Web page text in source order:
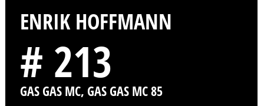
ENRIK HOFFMANN
# 213
GAS GAS MC, GAS GAS MC 85